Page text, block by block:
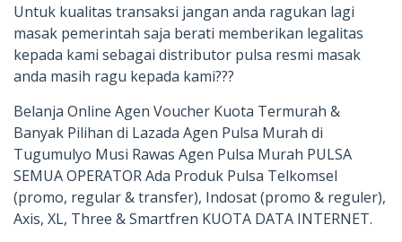
Untuk kualitas transaksi jangan anda ragukan lagi
masak pemerintah saja berati memberikan legalitas
kepada kami sebagai distributor pulsa resmi masak
anda masih ragu kepada kami???
Belanja Online Agen Voucher Kuota Termurah &
Banyak Pilihan di Lazada Agen Pulsa Murah di
Tugumulyo Musi Rawas Agen Pulsa Murah PULSA
SEMUA OPERATOR Ada Produk Pulsa Telkomsel
(promo, regular & transfer), Indosat (promo & reguler),
Axis, XL, Three & Smartfren KUOTA DATA INTERNET.